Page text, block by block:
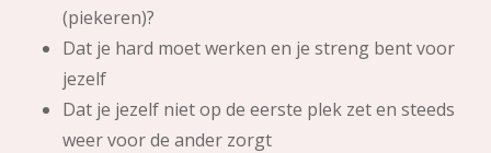
(piekeren)?
Dat je hard moet werken en je streng bent voor
jezelf
Dat je jezelf niet op de eerste plek zet en steeds
weer voor de ander zorgt